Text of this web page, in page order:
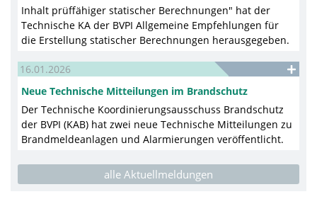
Inhalt prüffähiger statischer Berechnungen" hat der
Technische KA der BVPI Allgemeine Empfehlungen für
die Erstellung statischer Berechnungen herausgegeben.
16.01.2026
Neue Technische Mitteilungen im Brandschutz
Der Technische Koordinierungsausschuss Brandschutz
der BVPI (KAB) hat zwei neue Technische Mitteilungen zu
Brandmeldeanlagen und Alarmierungen veröffentlicht.
alle Aktuellmeldungen